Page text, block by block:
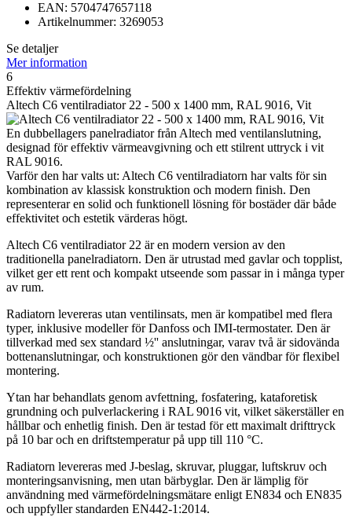
EAN: 5704747657118
Artikelnummer: 3269053
Se detaljer
Mer information
6
Effektiv värmefördelning
Altech C6 ventilradiator 22 - 500 x 1400 mm, RAL 9016, Vit
En dubbellagers panelradiator från Altech med ventilanslutning,
designad för effektiv värmeavgivning och ett stilrent uttryck i vit
RAL 9016.
Varför den har valts ut: Altech C6 ventilradiatorn har valts för sin
kombination av klassisk konstruktion och modern finish. Den
representerar en solid och funktionell lösning för bostäder där både
effektivitet och estetik värderas högt.
Altech C6 ventilradiator 22 är en modern version av den
traditionella panelradiatorn. Den är utrustad med gavlar och topplist,
vilket ger ett rent och kompakt utseende som passar in i många typer
av rum.
Radiatorn levereras utan ventilinsats, men är kompatibel med flera
typer, inklusive modeller för Danfoss och IMI-termostater. Den är
tillverkad med sex standard ½'' anslutningar, varav två är sidovända
bottenanslutningar, och konstruktionen gör den vändbar för flexibel
montering.
Ytan har behandlats genom avfettning, fosfatering, kataforetisk
grundning och pulverlackering i RAL 9016 vit, vilket säkerställer en
hållbar och enhetlig finish. Den är testad för ett maximalt drifttryck
på 10 bar och en driftstemperatur på upp till 110 °C.
Radiatorn levereras med J-beslag, skruvar, pluggar, luftskruv och
monteringsanvisning, men utan bärbyglar. Den är lämplig för
användning med värmefördelningsmätare enligt EN834 och EN835
och uppfyller standarden EN442-1:2014.